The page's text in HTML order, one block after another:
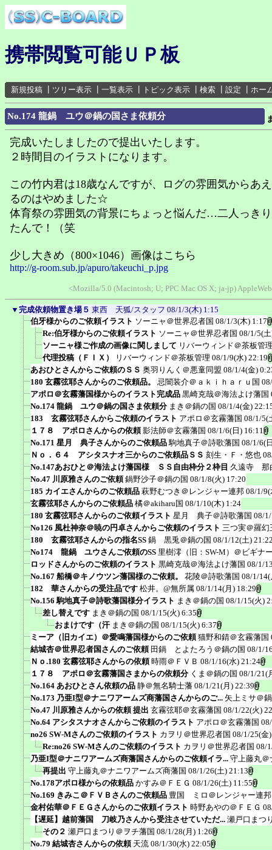
携帯閲覧可能ＵＰ板
新規投稿 ツリー表示 一覧表示 トピック表示 検索 設定 ホー
No.174 龍鍋 ユウ＠鍋の国さま依頼分
完成いたしましたので提出いたします。
２時間目のイラストになります。
この竹内君は18歳なんですが、ログの雰囲気からあ
るのはやめました☆
体育祭の雰囲気の背景にちょっと悩んだ…二人っき
たんで！（笑
少し大きめ（800×1046）画像はこちら
http://g-room.sub.jp/apuro/takeuchi_p.jpg
<Mozilla/5.0 (Macintosh; U; PPC Mac OS X; ja-jp)
▼ 完成依頼物置き場５ 東西 天狐/スタッフ 08/1/3(木) 1:15
伯牙様からのご依頼イラスト ソーニャ＠世界忍者国 08/1/3(木) 1:17
Re:伯牙様からのご依頼イラスト ソーニャ＠世界忍者国 08/1/5(
ソーニャ様ご作成の画像に関しまして リバーウィンド＠茶板管
代理投稿（ＦＩＸ）
リバーウィンド＠茶板管理 08/1/9(水) 22:19
あおひとさんからご依頼のＳＳ 奥羽りんく＠悪童同盟 08/1/4(金)
180 玄霧弦耶さんからのご依頼品。
忌闇装介＠ａｋｉｈａｒｕ国
アポロ＠玄霧藩国様からのイラスト完成品 黒崎克哉＠海法よけ藩国
No.174 龍鍋 ユウ＠鍋の国さま依頼分 まき＠鍋の国 08/1/4(金)
183 玄霧弦耶さんからご依頼のイラスト アポロ＠玄霧藩国 08/1/5(
１７８ アポロさんからの依頼 影法師＠玄霧藩国 08/1/6(日) 16:11
No.171 星月 典子さんからのご依頼品 駒地真子＠詩歌藩国 08/1/6(
Ｎｏ．６４ アシタスナオ三からのご依頼品ＳＳ 刻生・Ｆ・悠也
No.147あおひと＠海法よけ藩国様 ＳＳ自由枠分２枠目 久遠寺 那
No.47 川原雅さんのご依頼 鍋野沙子＠鍋の国 08/1/8(火) 17:20
185 カイエさんからのご依頼品 萩野むつき＠レンジャー連邦 08/1/9(
玄霧弦耶さんからのご依頼品 橘＠akiharu国 08/1/10(木) 1:24
180 玄霧弦耶さんからのご依頼イラスト 星月 典子＠詩歌藩国 08/
No126 風杜神奈＠暁の円卓さんからご依頼のイラスト 三つ実＠羅幻
180 玄霧弦耶さんからの指名SS 鍋 黒兎＠鍋の国 08/1/12(土)
No174 龍鍋 ユウさんご依頼のSS 里樹澪（旧：SW-M）＠ビギナ
ロッドさんからのご依頼のイラスト 黒崎克哉＠海法よけ藩国 08/1/
No.167 船橋＠キノウツン藩国様のご依頼。
花陵＠詩歌藩国 08/1/14(
182 華さんからの受注品です 松井。@無所属 08/1/14(月) 18:29
No.156 駒地真子＠詩歌藩国様分イラスト まき＠鍋の国 08/1/15(火)
差し替えです まき＠鍋の国 08/1/15(火) 6:35
おまけです（汗 まき＠鍋の国 08/1/15(火) 6:37
ミーア（旧カイエ）＠愛鳴藩国様からのご依頼 猫野和錆＠玄霧藩国
結城杏＠世界忍者国さんのご依頼 田鍋 とよたろう＠鍋の国 08/1/
Ｎｏ.180 玄霧弦耶さんからの依頼 時雨＠ＦＶＢ 08/1/16(水) 21:24
１７８ アポロ＠玄霧藩国さまからの依頼分 くま＠鍋の国 08/1/21(
No.164 あおひとさん依頼の品 静＠無名騎士藩 08/1/21(月) 22:39
No.173 乃亜I型＠ナニワアームズ商藩国さんからのご... 矢上ミサ＠
No.47 川原雅さんからの依頼 提出 玄霧弦耶＠玄霧藩国 08/1/22(火)
No.64 アシタスナオさんからご依頼のイラスト アポロ＠玄霧藩国
no26 SW-Mさんのご依頼のイラスト カヲリ＠世界忍者国 08/1/25(金
Re:no26 SW-Mさんのご依頼のイラスト カヲリ＠世界忍者国 08/
乃亜I型＠ナニワアームズ商藩国さんからのご依頼イラ... 守上藤丸＠
再提出 守上藤丸＠ナニワアームズ商藩国 08/1/26(土) 21:13
No.178アポロ様からの依頼品 かすみ＠ＦＥＧ 08/1/26(土) 11:55
No.169 きみこ＠ＦＶＢさんのご依頼品 豊国 ミロ＠レンジャー連邦
金村佑華＠ＦＥＧさんからのご依頼イラスト 時野あやの＠ＦＥＧ
【遅延】越前藩国 刀岐乃さんから受注させていただ... 瀬戸口まつ
その２ 瀬戸口まつり＠ヲチ藩国 08/1/28(月) 1:26
No.79 結城杏さんからの依頼 天流 08/1/30(水) 22:05